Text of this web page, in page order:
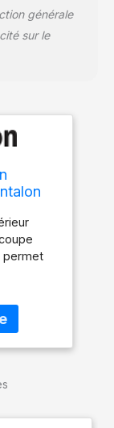
générale
sur le
permet
air